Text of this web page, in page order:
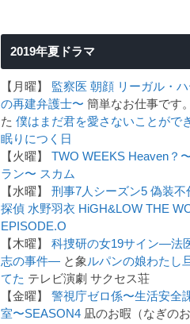
2019年夏ドラマ
【月曜】 監察医 朝顔 リーガル・
の再建弁護士〜 簡単なお仕事です
た 僕はまだ君を愛さないことがで
眠りにつく日
【火曜】 TWO WEEKS Heaven？
ラン〜 スカム
【水曜】 刑事7人シーズン5 偽装不
探偵 水野羽衣 HiGH&LOW THE
EPISODE.O
【木曜】 科捜研の女19サイン―法
志の事件― と象 ルパンの娘わたし
てた テレビ演劇 サクセス荘
【金曜】 警視庁ゼロ係〜生活安全
室〜SEASON4 凪のお暇（なぎの